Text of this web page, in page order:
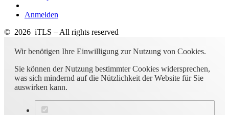
Anmelden
© 2026 iTLS – All rights reserved
Wir benötigen Ihre Einwilligung zur Nutzung von Cookies.
Sie können der Nutzung bestimmter Cookies widersprechen,
was sich mindernd auf die Nützlichkeit der Website für Sie
auswirken kann.